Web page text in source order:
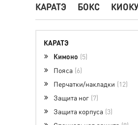
КАРАТЭ БОКС
КАРАТЭ
Кимоно 5
Пояса 6
Перчатки/накладки 12
Защита ног 7
Защита корпуса 3